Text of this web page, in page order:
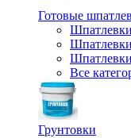
Готовые
Все
Грунтовки